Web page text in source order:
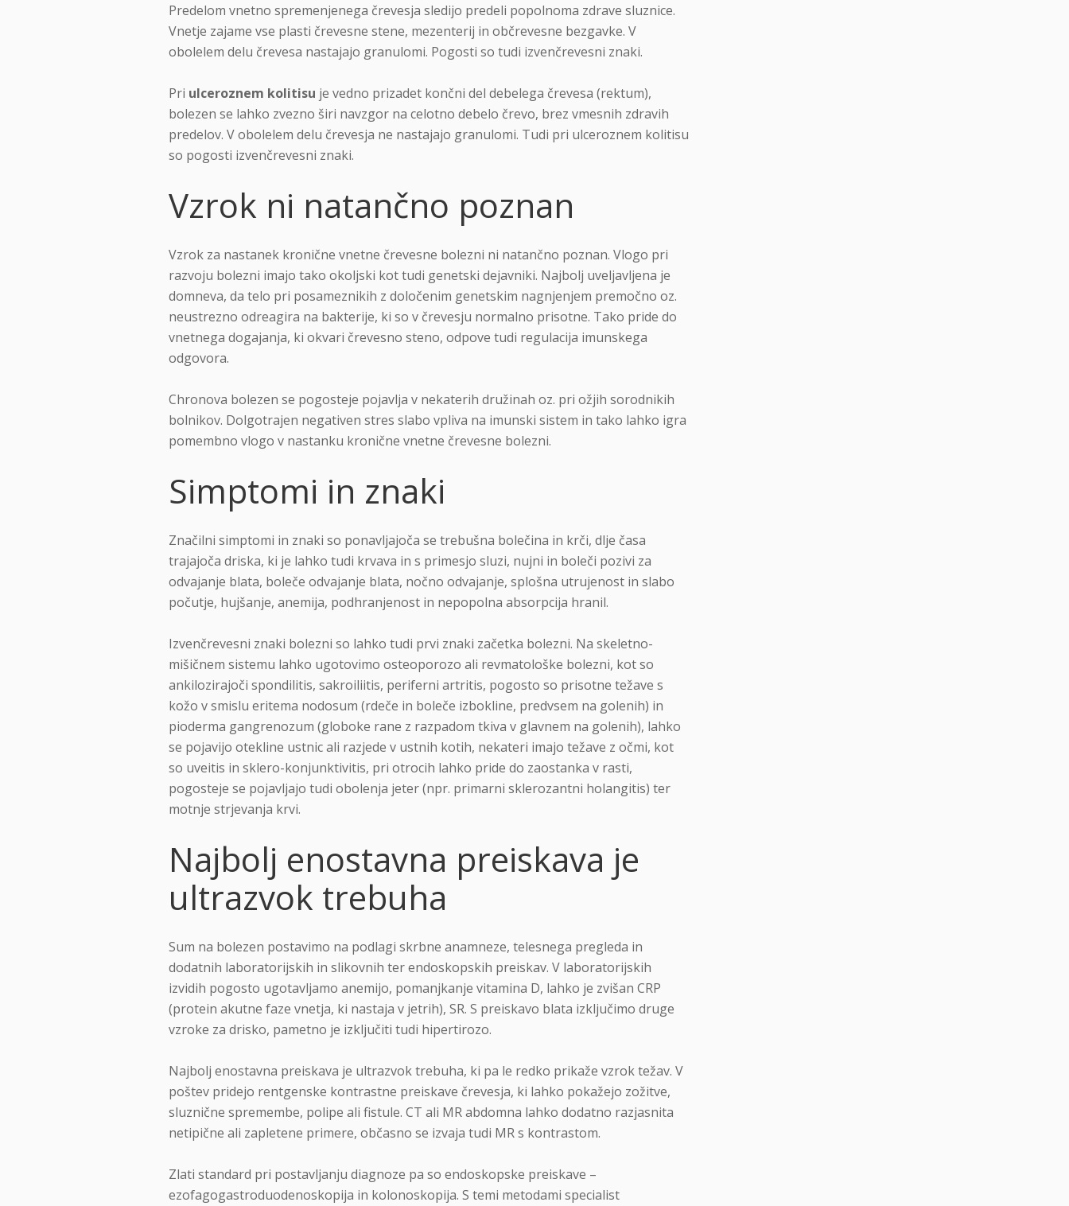
Predelom vnetno spremenjenega črevesja sledijo predeli popolnoma zdrave sluznice.
Vnetje zajame vse plasti črevesne stene, mezenterij in občrevesne bezgavke. V
obolelem delu črevesa nastajajo granulomi. Pogosti so tudi izvenčrevesni znaki.
Pri ulceroznem kolitisu je vedno prizadet končni del debelega črevesa (rektum),
bolezen se lahko zvezno širi navzgor na celotno debelo črevo, brez vmesnih zdravih
predelov. V obolelem delu črevesja ne nastajajo granulomi. Tudi pri ulceroznem kolitisu
so pogosti izvenčrevesni znaki.
Vzrok ni natančno poznan
Vzrok za nastanek kronične vnetne črevesne bolezni ni natančno poznan. Vlogo pri
razvoju bolezni imajo tako okoljski kot tudi genetski dejavniki. Najbolj uveljavljena je
domneva, da telo pri posameznikih z določenim genetskim nagnjenjem premočno oz.
neustrezno odreagira na bakterije, ki so v črevesju normalno prisotne. Tako pride do
vnetnega dogajanja, ki okvari črevesno steno, odpove tudi regulacija imunskega
odgovora.
Chronova bolezen se pogosteje pojavlja v nekaterih družinah oz. pri ožjih sorodnikih
bolnikov. Dolgotrajen negativen stres slabo vpliva na imunski sistem in tako lahko igra
pomembno vlogo v nastanku kronične vnetne črevesne bolezni.
Simptomi in znaki
Značilni simptomi in znaki so ponavljajoča se trebušna bolečina in krči, dlje časa
trajajoča driska, ki je lahko tudi krvava in s primesjo sluzi, nujni in boleči pozivi za
odvajanje blata, boleče odvajanje blata, nočno odvajanje, splošna utrujenost in slabo
počutje, hujšanje, anemija, podhranjenost in nepopolna absorpcija hranil.
Izvenčrevesni znaki bolezni so lahko tudi prvi znaki začetka bolezni. Na skeletno-
mišičnem sistemu lahko ugotovimo osteoporozo ali revmatološke bolezni, kot so
ankilozirajoči spondilitis, sakroiliitis, periferni artritis, pogosto so prisotne težave s
kožo v smislu eritema nodosum (rdeče in boleče izbokline, predvsem na golenih) in
pioderma gangrenozum (globoke rane z razpadom tkiva v glavnem na golenih), lahko
se pojavijo otekline ustnic ali razjede v ustnih kotih, nekateri imajo težave z očmi, kot
so uveitis in sklero-konjunktivitis, pri otrocih lahko pride do zaostanka v rasti,
pogosteje se pojavljajo tudi obolenja jeter (npr. primarni sklerozantni holangitis) ter
motnje strjevanja krvi.
Najbolj enostavna preiskava je
ultrazvok trebuha
Sum na bolezen postavimo na podlagi skrbne anamneze, telesnega pregleda in
dodatnih laboratorijskih in slikovnih ter endoskopskih preiskav. V laboratorijskih
izvidih pogosto ugotavljamo anemijo, pomanjkanje vitamina D, lahko je zvišan CRP
(protein akutne faze vnetja, ki nastaja v jetrih), SR. S preiskavo blata izključimo druge
vzroke za drisko, pametno je izključiti tudi hipertirozo.
Najbolj enostavna preiskava je ultrazvok trebuha, ki pa le redko prikaže vzrok težav. V
poštev pridejo rentgenske kontrastne preiskave črevesja, ki lahko pokažejo zožitve,
sluznične spremembe, polipe ali fistule. CT ali MR abdomna lahko dodatno razjasnita
netipične ali zapletene primere, občasno se izvaja tudi MR s kontrastom.
Zlati standard pri postavljanju diagnoze pa so endoskopske preiskave –
ezofagogastroduodenoskopija in kolonoskopija. S temi metodami specialist